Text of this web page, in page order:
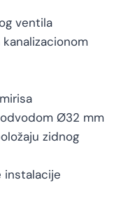
ventila
Ø32 mm
zidnog
instalacije